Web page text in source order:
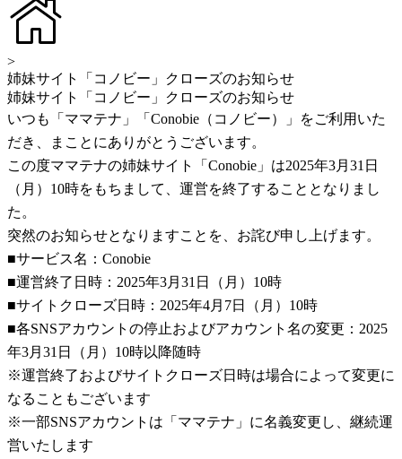
>
姉妹サイト「コノビー」クローズのお知らせ
姉妹サイト「コノビー」クローズのお知らせ
いつも「ママテナ」「Conobie（コノビー）」をご利用いた
だき、まことにありがとうございます。
この度ママテナの姉妹サイト「Conobie」は2025年3月31日
（月）10時をもちまして、運営を終了することとなりまし
た。
突然のお知らせとなりますことを、お詫び申し上げます。
■サービス名：Conobie
■運営終了日時：2025年3月31日（月）10時
■サイトクローズ日時：2025年4月7日（月）10時
■各SNSアカウントの停止およびアカウント名の変更：2025
年3月31日（月）10時以降随時
※運営終了およびサイトクローズ日時は場合によって変更に
なることもございます
※一部SNSアカウントは「ママテナ」に名義変更し、継続運
営いたします